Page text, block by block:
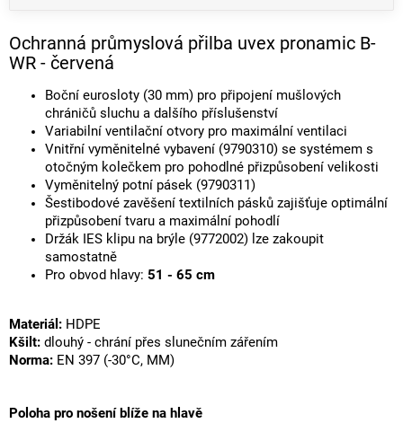
Ochranná průmyslová přilba uvex pronamic B-
WR - červená
Boční eurosloty (30 mm) pro připojení mušlových
chráničů sluchu a dalšího příslušenství
Variabilní ventilační otvory pro maximální ventilaci
Vnitřní vyměnitelné vybavení (9790310) se systémem s
otočným kolečkem pro pohodlné přizpůsobení velikosti
Vyměnitelný potní pásek (9790311)
Šestibodové zavěšení textilních pásků zajišťuje optimální
přizpůsobení tvaru a maximální pohodlí
Držák IES klipu na brýle (9772002) lze zakoupit
samostatně
Pro obvod hlavy: 51 - 65 cm
Materiál: HDPE
Kšilt: dlouhý - chrání přes slunečním zářením
Norma: EN 397 (-30°C, MM)
Poloha pro nošení blíže na hlavě